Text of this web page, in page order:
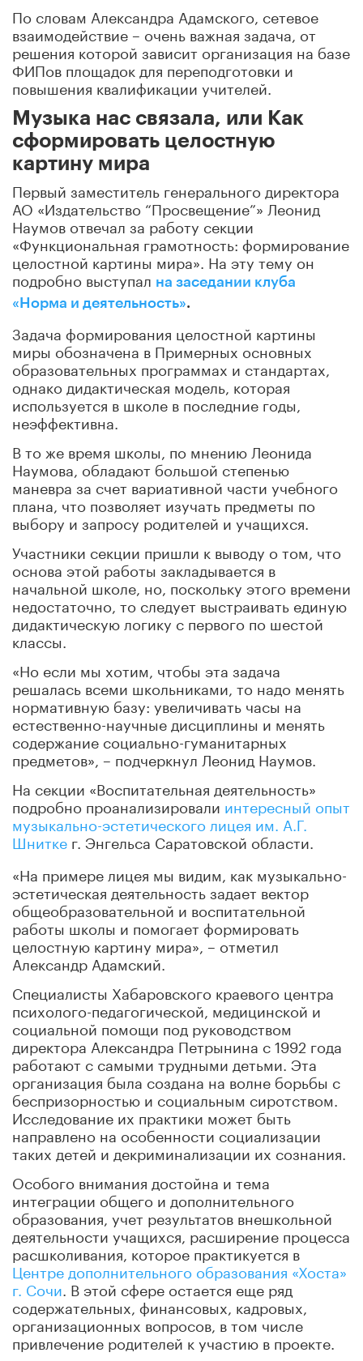
По словам Александра Адамского, сетевое
взаимодействие – очень важная задача, от
решения которой зависит организация на базе
ФИПов площадок для переподготовки и
повышения квалификации учителей.
Музыка нас связала, или Как
сформировать целостную
картину мира
Первый заместитель генерального директора
АО «Издательство “Просвещение”» Леонид
Наумов отвечал за работу секции
«Функциональная грамотность: формирование
целостной картины мира». На эту тему он
подробно выступал на заседании клуба
«Норма и деятельность».
Задача формирования целостной картины
миры обозначена в Примерных основных
образовательных программах и стандартах,
однако дидактическая модель, которая
используется в школе в последние годы,
неэффективна.
В то же время школы, по мнению Леонида
Наумова, обладают большой степенью
маневра за счет вариативной части учебного
плана, что позволяет изучать предметы по
выбору и запросу родителей и учащихся.
Участники секции пришли к выводу о том, что
основа этой работы закладывается в
начальной школе, но, поскольку этого времени
недостаточно, то следует выстраивать единую
дидактическую логику с первого по шестой
классы.
«Но если мы хотим, чтобы эта задача
решалась всеми школьниками, то надо менять
нормативную базу: увеличивать часы на
естественно-научные дисциплины и менять
содержание социально-гуманитарных
предметов», – подчеркнул Леонид Наумов.
На секции «Воспитательная деятельность»
подробно проанализировалиинтересный опыт
музыкально-эстетического лицея им. А.Г.
Шнитке г. Энгельса Саратовской области.
«На примере лицея мы видим, как музыкально-
эстетическая деятельность задает вектор
общеобразовательной и воспитательной
работы школы и помогает формировать
целостную картину мира», – отметил
Александр Адамский.
Специалисты Хабаровского краевого центра
психолого-педагогической, медицинской и
социальной помощи под руководством
директора Александра Петрынина с 1992 года
работают с самыми трудными детьми. Эта
организация была создана на волне борьбы с
беспризорностью и социальным сиротством.
Исследование их практики может быть
направлено на особенности социализации
таких детей и декриминализации их сознания.
Особого внимания достойна и тема
интеграции общего и дополнительного
образования, учет результатов внешкольной
деятельности учащихся, расширение процесса
расшколивания, которое практикуется в
Центре дополнительного образования «Хоста»
г. Сочи . В этой сфере остается еще ряд
содержательных, финансовых, кадровых,
организационных вопросов, в том числе
привлечение родителей к участию в проекте.